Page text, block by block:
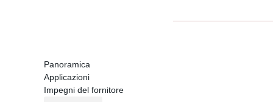
Panoramica
Applicazioni
Impegni del fornitore